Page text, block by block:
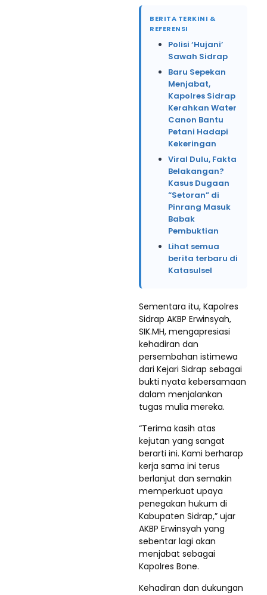
BERITA TERKINI &
REFERENSI
Polisi ‘Hujani’
Sawah Sidrap
Baru Sepekan
Menjabat,
Kapolres Sidrap
Kerahkan Water
Canon Bantu
Petani Hadapi
Kekeringan
Viral Dulu, Fakta
Belakangan?
Kasus Dugaan
“Setoran” di
Pinrang Masuk
Babak
Pembuktian
Lihat semua
berita terbaru di
Katasulsel
Sementara itu, Kapolres
Sidrap AKBP Erwinsyah,
SIK.MH, mengapresiasi
kehadiran dan
persembahan istimewa
dari Kejari Sidrap sebagai
bukti nyata kebersamaan
dalam menjalankan
tugas mulia mereka.
“Terima kasih atas
kejutan yang sangat
berarti ini. Kami berharap
kerja sama ini terus
berlanjut dan semakin
memperkuat upaya
penegakan hukum di
Kabupaten Sidrap,” ujar
AKBP Erwinsyah yang
sebentar lagi akan
menjabat sebagai
Kapolres Bone.
Kehadiran dan dukungan